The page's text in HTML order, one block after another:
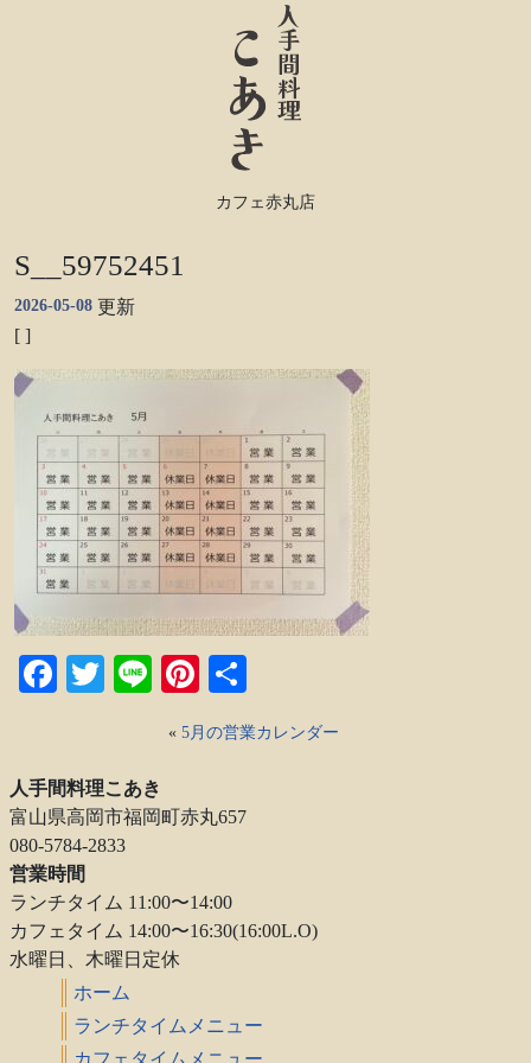
カフェ赤丸店
S__59752451
2026-05-08 更新
[ ]
Facebook
TwitterLinePinterest
有
« 5月の営業カレンダー
人手間料理こあき
富山県高岡市福岡町赤丸657
080-5784-2833
営業時間
ランチタイム 11:00〜14:00
カフェタイム 14:00〜16:30(16:00L.O)
水曜日、木曜日定休
ホーム
ランチタイムメニュー